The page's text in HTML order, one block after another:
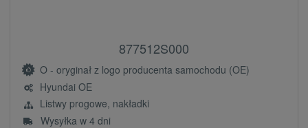
877512S000
O - oryginał z logo producenta samochodu (OE)
Hyundai OE
Listwy progowe, nakładki
Wysyłka w 4 dni